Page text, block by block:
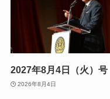
2027年8月4日（火）号
2026年8月4日